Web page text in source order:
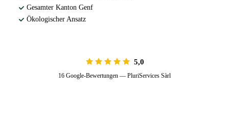
Gesamter Kanton Genf
Ökologischer Ansatz
5,0
16 Google-Bewertungen — PluriServices Sàrl